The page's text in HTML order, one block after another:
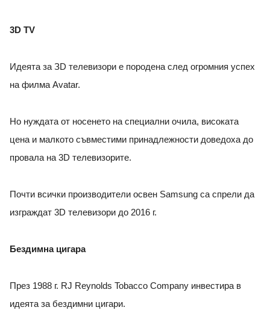
3D TV
Идеята за ЗD телевизори е породена след огромния успех
на филма Avatar.
Но нуждата от носенето на специални очила, високата
цена и малкото съвместими принадлежности доведоха до
провала на 3D телевизорите.
Почти всички производители освен Samsung са спрели да
изграждат 3D телевизори до 2016 г.
Бездимна цигара
През 1988 г. RJ Reynolds Tobacco Company инвестира в
идеята за бездимни цигари.